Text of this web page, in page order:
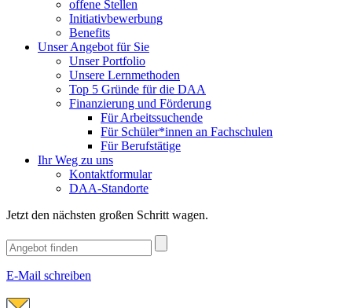
offene Stellen
Initiativbewerbung
Benefits
Unser Angebot für Sie
Unser Portfolio
Unsere Lernmethoden
Top 5 Gründe für die DAA
Finanzierung und Förderung
Für Arbeitssuchende
Für Schüler*innen an Fachschulen
Für Berufstätige
Ihr Weg zu uns
Kontaktformular
DAA-Standorte
Jetzt den nächsten großen Schritt wagen.
E-Mail schreiben